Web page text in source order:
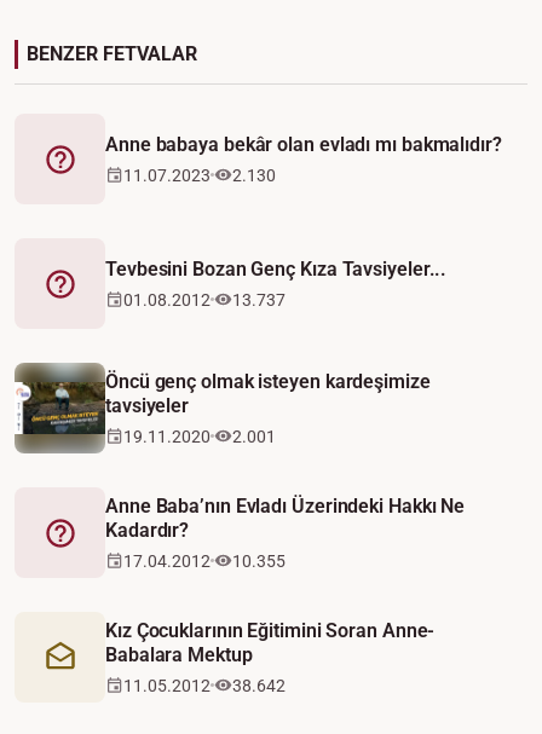
BENZER FETVALAR
Fetva
Anne babaya bekâr olan evladı mı bakmalıdır?
11.07.2023 2.130
Fetva
Tevbesini Bozan Genç Kıza Tavsiyeler...
01.08.2012 13.737
Öncü genç olmak isteyen kardeşimize
tavsiyeler
19.11.2020 2.001
Fetva
Anne Baba’nın Evladı Üzerindeki Hakkı Ne
Kadardır?
17.04.2012 10.355
Mektup
Kız Çocuklarının Eğitimini Soran Anne-
Babalara Mektup
11.05.2012 38.642